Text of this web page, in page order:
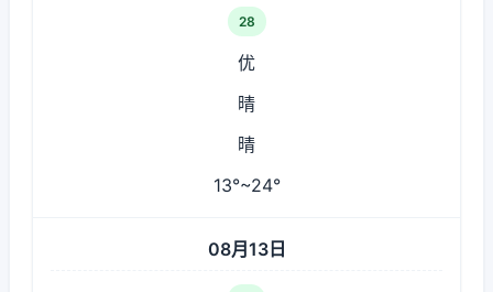
28
优
晴
晴
13°~24°
08月13日